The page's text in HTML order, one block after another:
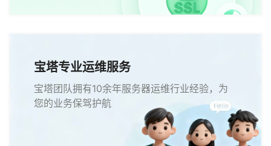
宝塔专业运维服务
宝塔团队拥有10余年服务器运维行业经验，为
您的业务保驾护航